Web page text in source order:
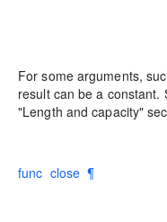
For some arguments,
result can be a constant.
"Length and capacity"
func close ¶